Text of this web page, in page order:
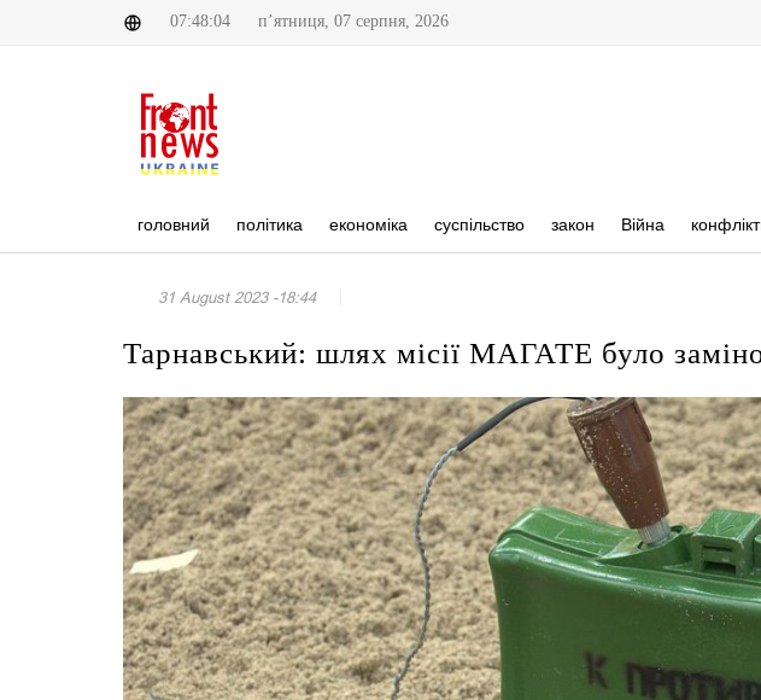
07:48:04 п’ятниця, 07 серпня, 2026
головний політика економіка суспільство закон Війна
31 August 2023 -18:44
Тарнавський: шлях місії МАГАТЕ було